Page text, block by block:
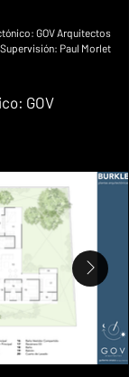
GOV Arquitectos
Paul Morlet
GOV